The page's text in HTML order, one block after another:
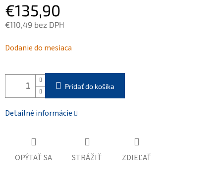
€135,90
€110,49 bez DPH
cena:
Dodanie do mesiaca
Pridať do košíka
Detailné informácie
OPÝTAŤ SA STRÁŽIŤ ZDIEĽAŤ